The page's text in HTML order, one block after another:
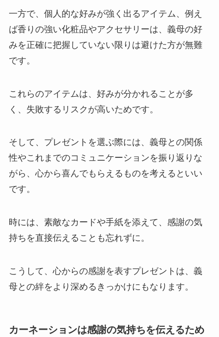
一方で、個人的な好みが強く出るアイテム、例え
ば香りの強い化粧品やアクセサリーは、義母の好
みを正確に把握していない限りは避けた方が無難
です。
これらのアイテムは、好みが分かれることが多
く、失敗するリスクが高いためです。
そして、プレゼントを選ぶ際には、義母との関係
性やこれまでのコミュニケーションを振り返りな
がら、心から喜んでもらえるものを考えるといい
です。
時には、素敵なカードや手紙を添えて、感謝の気
持ちを直接伝えることも忘れずに。
こうして、心からの感謝を表すプレゼントは、義
母との絆をより深めるきっかけにもなります。
カーネーションは感謝の気持ちを伝えるため